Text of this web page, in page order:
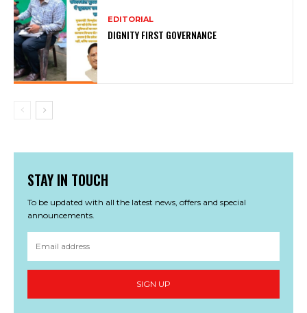
EDITORIAL
DIGNITY FIRST GOVERNANCE
STAY IN TOUCH
To be updated with all the latest news, offers and special
announcements.
SIGN UP